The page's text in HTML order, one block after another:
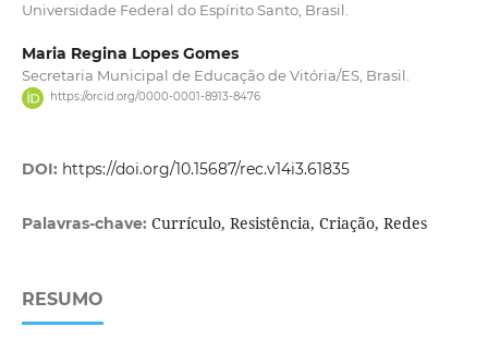
Universidade Federal do Espírito Santo, Brasil.
Maria Regina Lopes Gomes
Secretaria Municipal de Educação de Vitória/ES, Brasil.
https://orcid.org/0000-0001-8913-8476
DOI: https://doi.org/10.15687/rec.v14i3.61835
Palavras-chave: Currículo, Resistência, Criação, Redes
RESUMO